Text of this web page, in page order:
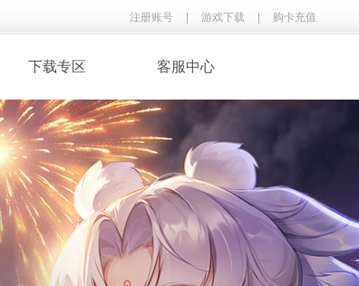
注册账号 游戏下载 购卡充值
客服中心
下载专区
· 录像下载
· 游戏音乐
· 玩家翻唱